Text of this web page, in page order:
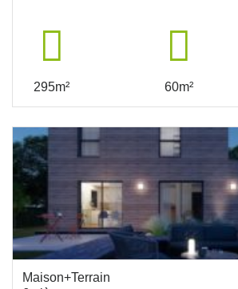
295m² 60m²
Maison+Terrain